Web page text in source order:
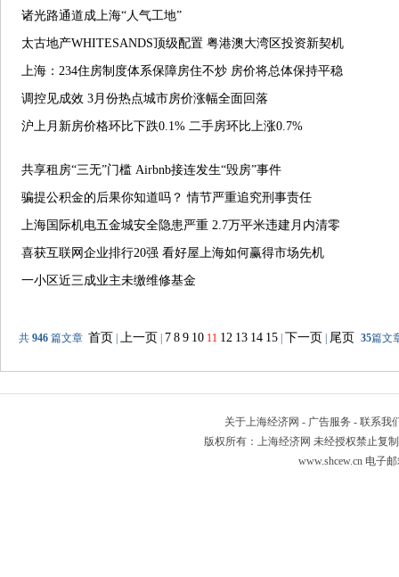
诸光路通道成上海“人气工地”
太古地产WHITESANDS顶级配置 粤港澳大湾区投资新契机
上海：234住房制度体系保障房住不炒 房价将总体保持平稳
调控见成效 3月份热点城市房价涨幅全面回落
沪上月新房价格环比下跌0.1% 二手房环比上涨0.7%
共享租房“三无”门槛 Airbnb接连发生“毁房”事件
骗提公积金的后果你知道吗？ 情节严重追究刑事责任
上海国际机电五金城安全隐患严重 2.7万平米违建月内清零
喜获互联网企业排行20强 看好屋上海如何赢得市场先机
一小区近三成业主未缴维修基金
共 946 篇文章 首页 上一页 7 8 9 10 11 12 13 14 15 下一页 尾页 35篇文
关于上海经济网 - 广告服务 - 联系我
版权所有：上海经济网 未经授权禁止复制
www.shcew.cn 电子